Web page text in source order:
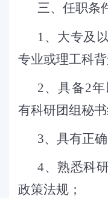
三、任职条
1、大专及
专业或理工科背
2、具备2年
有科研团组秘书
3、具有正
4、熟悉科
政策法规；